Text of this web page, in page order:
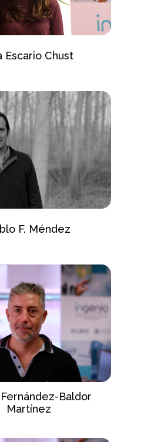
Escario Chust
F. Méndez
Baldor
Martínez